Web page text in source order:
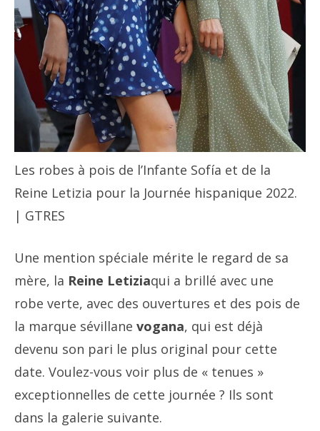
Les robes à pois de l’Infante Sofía et de la
Reine Letizia pour la Journée hispanique 2022.
| GTRES
Une mention spéciale mérite le regard de sa
mère, la Reine Letiziaqui a brillé avec une
robe verte, avec des ouvertures et des pois de
la marque sévillane vogana, qui est déjà
devenu son pari le plus original pour cette
date. Voulez-vous voir plus de « tenues »
exceptionnelles de cette journée ? Ils sont
dans la galerie suivante.